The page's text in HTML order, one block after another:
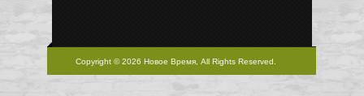
Copyright © 2026 Новое Время, All Rights Reserved.